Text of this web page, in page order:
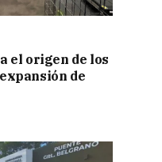
el origen de los
de